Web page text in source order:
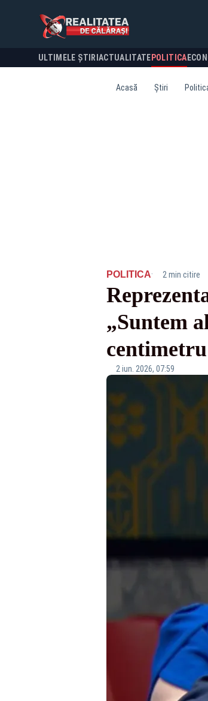
ULTIMELE ȘTIRI ACTUALITATE POLITICA
Acasă Știri
POLITICA· 2 min citire
„Suntem
2 iun. 2026, 07:59